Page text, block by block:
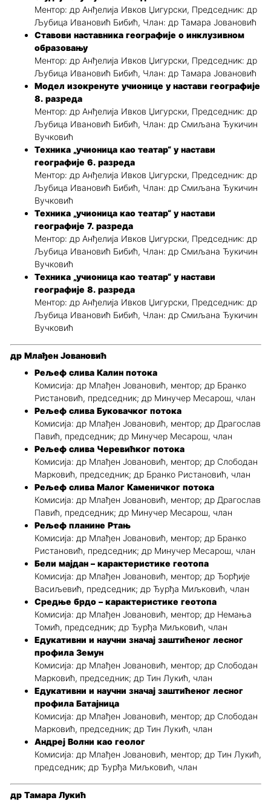
Ментор: др Анђелија Ивков Џигурски, Председник: др
Љубица Ивановић Бибић, Члан: др Тамара Јовановић
Ставови наставника географије о инклузивном
образовању
Ментор: др Анђелија Ивков Џигурски, Председник: др
Љубица Ивановић Бибић, Члан: др Тамара Јовановић
Модел изокренуте учионице у настави географије
8. разреда
Ментор: др Анђелија Ивков Џигурски, Председник: др
Љубица Ивановић Бибић, Члан: др Смиљана Ђукичин
Вучковић
Техника „учионица као театар“ у настави
географије 6. разреда
Ментор: др Анђелија Ивков Џигурски, Председник: др
Љубица Ивановић Бибић, Члан: др Смиљана Ђукичин
Вучковић
Техника „учионица као театар“ у настави
географије 7. разреда
Ментор: др Анђелија Ивков Џигурски, Председник: др
Љубица Ивановић Бибић, Члан: др Смиљана Ђукичин
Вучковић
Техника „учионица као театар“ у настави
географије 8. разреда
Ментор: др Анђелија Ивков Џигурски, Председник: др
Љубица Ивановић Бибић, Члан: др Смиљана Ђукичин
Вучковић
др Млађен Јовановић
Рељеф слива Калин потока
Комисија: др Млађен Јовановић, ментор; др Бранко
Ристановић, председник; др Минучер Месарош, члан
Рељеф слива Буковачког потока
Комисија: др Млађен Јовановић, ментор; др Драгослав
Павић, председник; др Минучер Месарош, члан
Рељеф слива Черевићког потока
Комисија: др Млађен Јовановић, ментор; др Слободан
Марковић, председник; др Бранко Ристановић, члан
Рељеф слива Малог Каменичког потока
Комисија: др Млађен Јовановић, ментор; др Драгослав
Павић, председник; др Минучер Месарош, члан
Рељеф планине Ртањ
Комисија: др Млађен Јовановић, ментор; др Бранко
Ристановић, председник; др Минучер Месарош, члан
Бели мајдан – карактеристике геотопа
Комисија: др Млађен Јовановић, ментор; др Ђорђије
Васиљевић, председник; др Ђурђа Миљковић, члан
Средње брдо – карактеристике геотопа
Комисија: др Млађен Јовановић, ментор; др Немања
Томић, председник; др Ђурђа Миљковић, члан
Eдукативни и научни значај заштићеног лесног
профила Земун
Комисија: др Млађен Јовановић, ментор; др Слободан
Марковић, председник; др Тин Лукић, члан
Eдукативни и научни значај заштићеног лесног
профила Батајница
Комисија: др Млађен Јовановић, ментор; др Слободан
Марковић, председник; др Тин Лукић, члан
Андреј Волни као геолог
Комисија: др Млађен Јовановић, ментор; др Тин Лукић,
председник; др Ђурђа Миљковић, члан
др Тамара Лукић